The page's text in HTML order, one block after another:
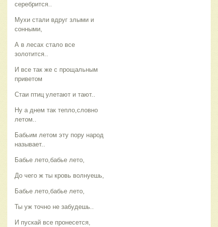
серебрится..
Мухи стали вдруг злыми и
сонными,
А в лесах стало все
золотится..
И все так же с прощальным
приветом
Стаи птиц улетают и тают..
Ну а днем так тепло,словно
летом..
Бабьим летом эту пору народ
называет..
Бабье лето,бабье лето,
До чего ж ты кровь волнуешь,
Бабье лето,бабье лето,
Ты уж точно не забудешь..
И пускай все пронесется,